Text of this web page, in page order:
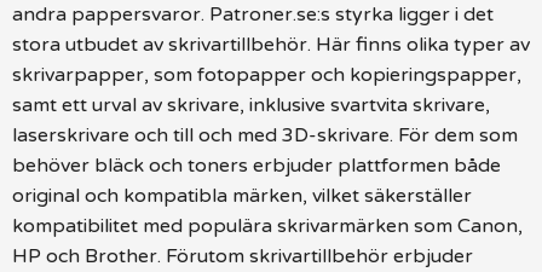
andra pappersvaror. Patroner.se:s styrka ligger i det
stora utbudet av skrivartillbehör. Här finns olika typer av
skrivarpapper, som fotopapper och kopieringspapper,
samt ett urval av skrivare, inklusive svartvita skrivare,
laserskrivare och till och med 3D-skrivare. För dem som
behöver bläck och toners erbjuder plattformen både
original och kompatibla märken, vilket säkerställer
kompatibilitet med populära skrivarmärken som Canon,
HP och Brother. Förutom skrivartillbehör erbjuder